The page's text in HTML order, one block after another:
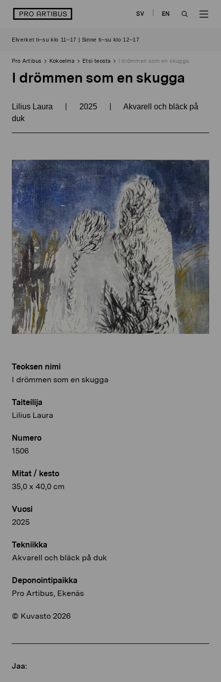
sisältöön
logo SV
EN
Elverket ti–su klo 11–17 | Sinne ti–su klo 12–17
Pro Artibus Kokoelma Etsi teosta I drömmen som en skugga
I drömmen som en skugga
Lilius Laura | 2025 |
Akvarell och bläck på
duk
Teoksen nimi
I drömmen som en skugga
Taiteilija
Lilius Laura
Numero
1506
Mitat / kesto
35,0 x 40,0 cm
Vuosi
2025
Tekniikka
Akvarell och bläck på duk
Deponointipaikka
Pro Artibus, Ekenäs
© Kuvasto 2026
Jaa: